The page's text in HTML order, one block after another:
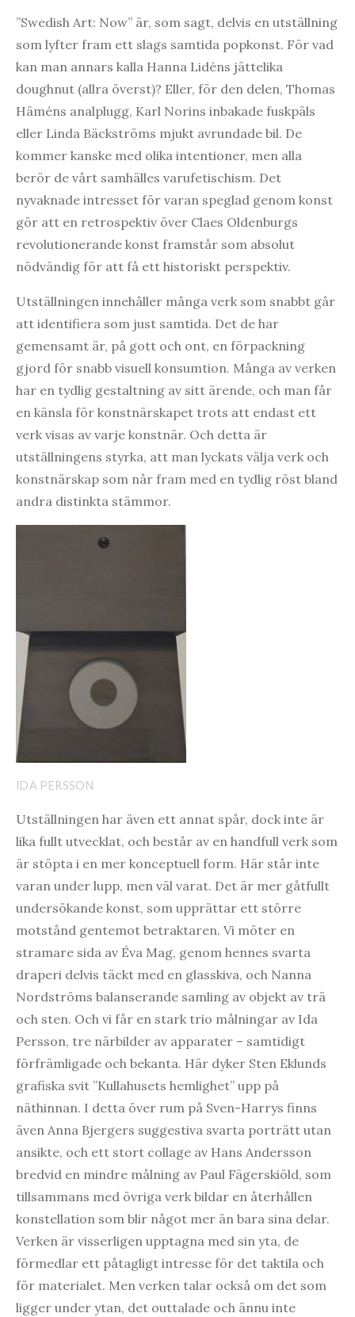
”Swedish Art: Now” är, som sagt, delvis en utställning
som lyfter fram ett slags samtida popkonst. För vad
kan man annars kalla Hanna Lidéns jättelika
doughnut (allra överst)? Eller, för den delen, Thomas
Häméns analplugg, Karl Norins inbakade fuskpäls
eller Linda Bäckströms mjukt avrundade bil. De
kommer kanske med olika intentioner, men alla
berör de vårt samhälles varufetischism. Det
nyvaknade intresset för varan speglad genom konst
gör att en retrospektiv över Claes Oldenburgs
revolutionerande konst framstår som absolut
nödvändig för att få ett historiskt perspektiv.
Utställningen innehåller många verk som snabbt går
att identifiera som just samtida. Det de har
gemensamt är, på gott och ont, en förpackning
gjord för snabb visuell konsumtion. Många av verken
har en tydlig gestaltning av sitt ärende, och man får
en känsla för konstnärskapet trots att endast ett
verk visas av varje konstnär. Och detta är
utställningens styrka, att man lyckats välja verk och
konstnärskap som når fram med en tydlig röst bland
andra distinkta stämmor.
IDA PERSSON
Utställningen har även ett annat spår, dock inte är
lika fullt utvecklat, och består av en handfull verk som
är stöpta i en mer konceptuell form. Här står inte
varan under lupp, men väl varat. Det är mer gåtfullt
undersökande konst, som upprättar ett större
motstånd gentemot betraktaren. Vi möter en
stramare sida av Éva Mag, genom hennes svarta
draperi delvis täckt med en glasskiva, och Nanna
Nordströms balanserande samling av objekt av trä
och sten. Och vi får en stark trio målningar av Ida
Persson, tre närbilder av apparater – samtidigt
förfrämligade och bekanta. Här dyker Sten Eklunds
grafiska svit ”Kullahusets hemlighet” upp på
näthinnan. I detta över rum på Sven-Harrys finns
även Anna Bjergers suggestiva svarta porträtt utan
ansikte, och ett stort collage av Hans Andersson
bredvid en mindre målning av Paul Fägerskiöld, som
tillsammans med övriga verk bildar en återhållen
konstellation som blir något mer än bara sina delar.
Verken är visserligen upptagna med sin yta, de
förmedlar ett påtagligt intresse för det taktila och
för materialet. Men verken talar också om det som
ligger under ytan, det outtalade och ännu inte